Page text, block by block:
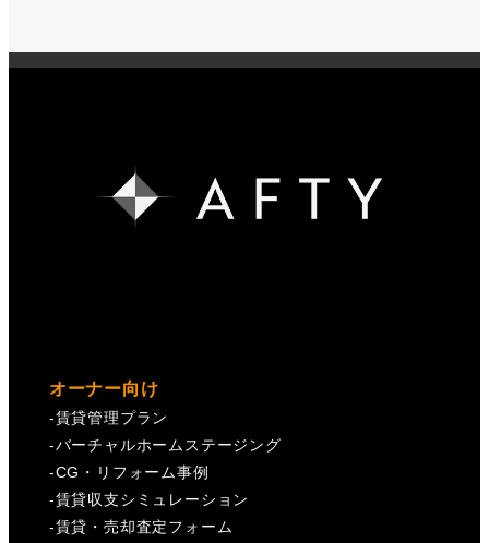
オーナー向け
-賃貸管理プラン
-バーチャルホームステージング
-CG・リフォーム事例
-賃貸収支シミュレーション
-賃貸・売却査定フォーム